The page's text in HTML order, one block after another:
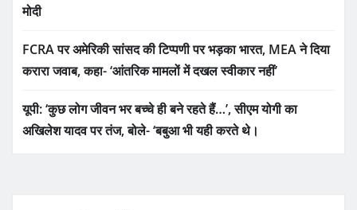
मोदी
FCRA पर अमेरिकी सांसद की टिप्पणी पर भड़का भारत, MEA ने दिया
करारा जवाब, कहा- ‘आंतरिक मामलों में दखल स्वीकार नहीं’
यूपी: ‘कुछ लोग जीवन भर बच्चे ही बने रहते हैं…’, सीएम योगी का
अखिलेश यादव पर तंज, बोले- ‘बबुआ भी यही करते थे।